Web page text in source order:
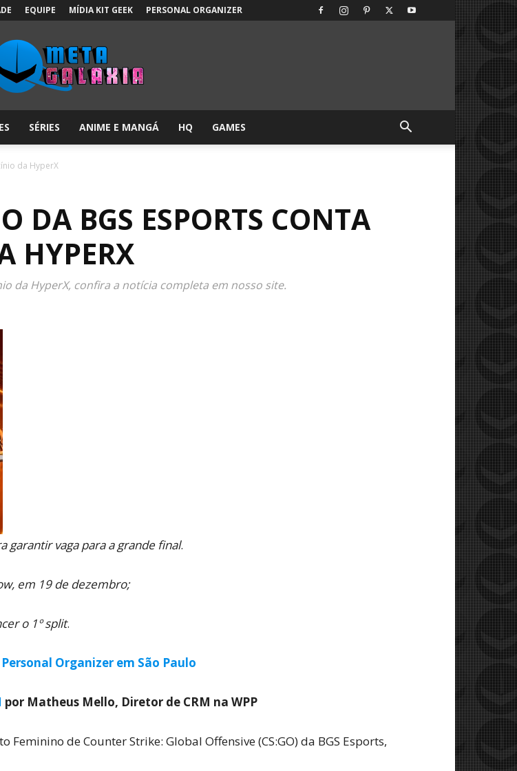
EQUIPE MÍDIA KIT GEEK PERSONAL ORGANIZER
Galáxia:
sobre
SÉRIES ANIME E MANGÁ HQ GAMES
da HyperX
DA BGS ESPORTS CONTA
HYPERX
da HyperX, confira a notícia completa em nosso site.
garantir vaga para a grande final.
em 19 de dezembro;
o 1º split.
Personal Organizer em São Paulo
por Matheus Mello, Diretor de CRM na WPP
de Counter Strike: Global Offensive (CS:GO) da BGS Esports,